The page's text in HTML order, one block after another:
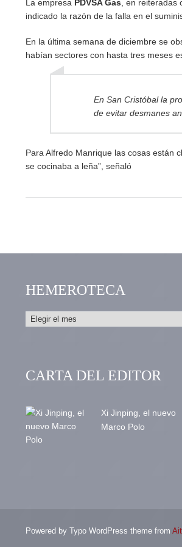
La empresa PDVSA Gas , en
indicado la razón de la falla en el
En la última semana de diciembre se
habían sectores con hasta tres meses
En San Cristóbal la
de evitar desmanes
Para Alfredo Manrique las cosas están
se cocinaba a leña”, señaló
HEMEROTECA
CARTA DEL EDITOR
Xi Jinping, el nuevo
Marco Polo
Powered by Typo WordPress theme from